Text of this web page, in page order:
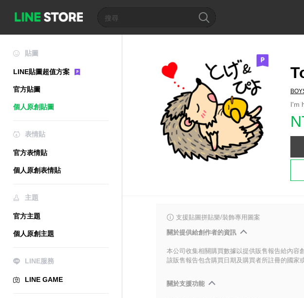
貼圖
LINE貼圖超值方案
官方貼圖
個人原創貼圖
表情貼
官方表情貼
個人原創表情貼
主題
官方主題
個人原創主題
LINE服務
LINE GAME
I'm
支援貼圖拼貼樂/裝飾專用圖案
關於提供給創作者的資訊
本公司收集相關購買數據以提供販售報告給內容
該販售報告包含購買日期及購買者所註冊的國家
關於支援功能